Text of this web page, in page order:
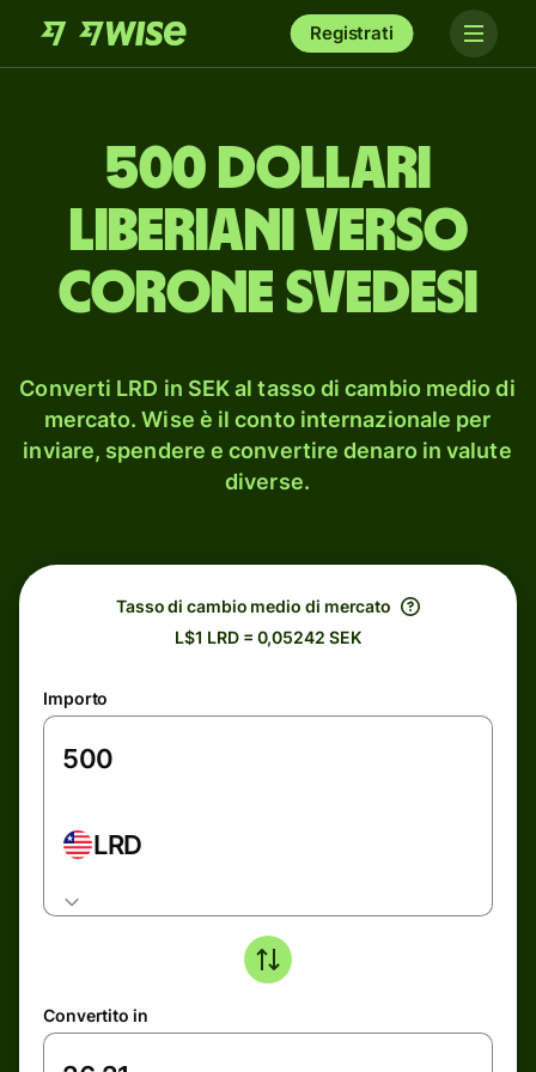
Registrati
500 dollari
liberiani verso
corone svedesi
Converti LRD in SEK al tasso di cambio medio di
mercato. Wise è il conto internazionale per
inviare, spendere e convertire denaro in valute
diverse.
Tasso di cambio medio di mercato
L$1 LRD = 0,05242 SEK
Importo
LRD
Convertito in